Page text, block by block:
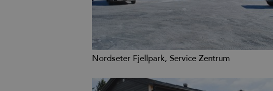
Nordseter Fjellpark, Service Zentrum